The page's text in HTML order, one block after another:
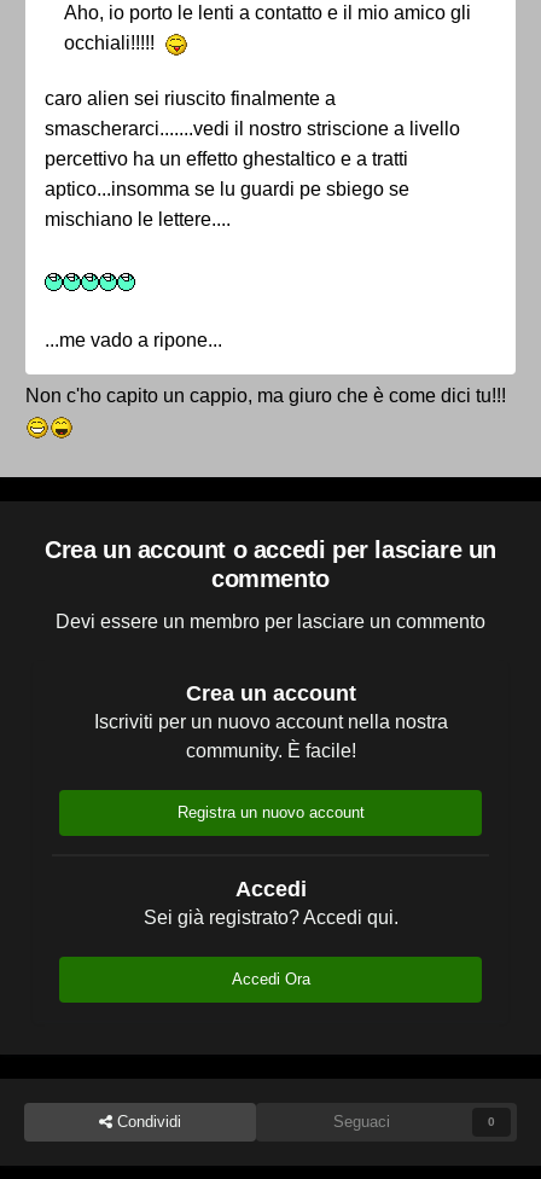
Aho, io porto le lenti a contatto e il mio amico gli
occhiali!!!!!
caro alien sei riuscito finalmente a
smascherarci.......vedi il nostro striscione a livello
percettivo ha un effetto ghestaltico e a tratti
aptico...insomma se lu guardi pe sbiego se
mischiano le lettere....
...me vado a ripone...
Non c'ho capito un cappio, ma giuro che è come dici tu!!!
Crea un account o accedi per lasciare un
commento
Devi essere un membro per lasciare un commento
Crea un account
Iscriviti per un nuovo account nella nostra
community. È facile!
Registra un nuovo account
Accedi
Sei già registrato? Accedi qui.
Accedi Ora
Condividi Seguaci 0